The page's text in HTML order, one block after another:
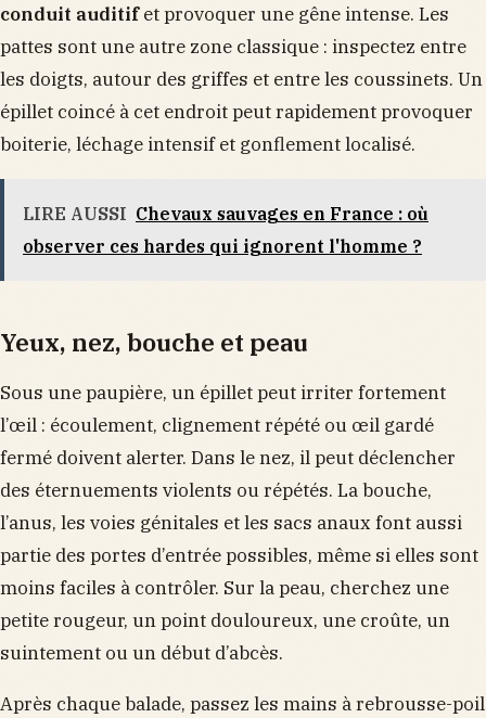
conduit auditifet provoquer une gêne intense. Les
pattes sont une autre zone classique : inspectez entre
les doigts, autour des griffes et entre les coussinets. Un
épillet coincé à cet endroit peut rapidement provoquer
boiterie, léchage intensif et gonflement localisé.
LIRE AUSSI Chevaux sauvages en France : où
observer ces hardes qui ignorent l'homme ?
Yeux, nez, bouche et peau
Sous une paupière, un épillet peut irriter fortement
l’œil : écoulement, clignement répété ou œil gardé
fermé doivent alerter. Dans le nez, il peut déclencher
des éternuements violents ou répétés. La bouche,
l’anus, les voies génitales et les sacs anaux font aussi
partie des portes d’entrée possibles, même si elles sont
moins faciles à contrôler. Sur la peau, cherchez une
petite rougeur, un point douloureux, une croûte, un
suintement ou un début d’abcès.
Après chaque balade, passez les mains à rebrousse-poil